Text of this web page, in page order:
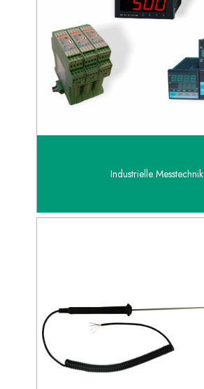
Industrielle Messtechnik